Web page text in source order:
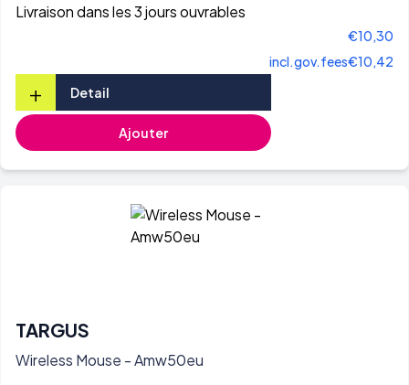
Livraison dans les 3 jours ouvrables
€10,30
incl.gov.fees€10,42
+ Detail
Ajouter
TARGUS
Wireless Mouse - Amw50eu